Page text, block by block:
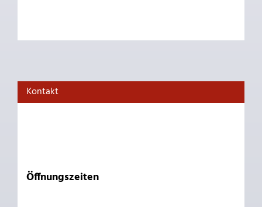
Kontakt
Öffnungszeiten